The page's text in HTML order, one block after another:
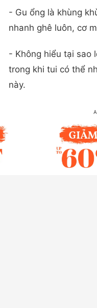
- Gu ổng là khùng
nhanh ghê luôn, cơ
- Không hiểu tại sao
trong khi tui có thể
này.